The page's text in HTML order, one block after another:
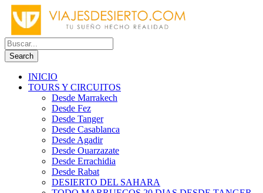
INICIO
TOURS Y CIRCUITOS
Desde Marrakech
Desde Fez
Desde Tanger
Desde Casablanca
Desde Agadir
Desde Ouarzazate
Desde Errachidia
Desde Rabat
DESIERTO DEL SAHARA